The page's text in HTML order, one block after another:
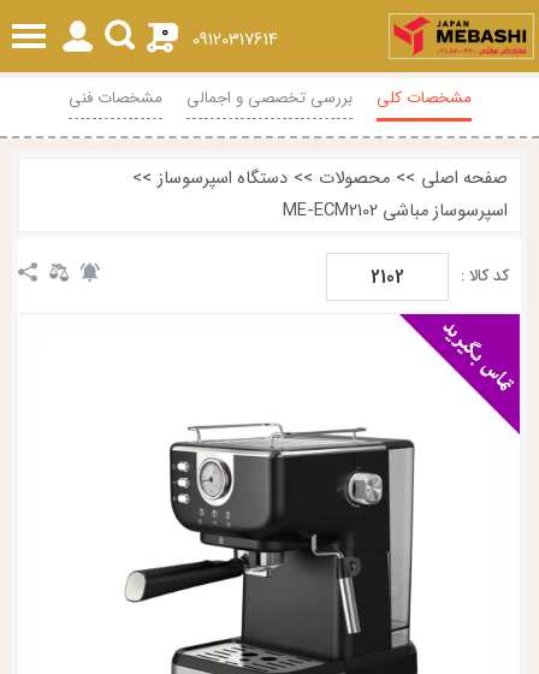
09120317614
0
مشخصات کلی بررسی تخصصی و اجمالی مشخصات فنی
صفحه اصلی >> محصولات >> دستگاه اسپرسوساز >>
اسپرسوساز مباشی ME-ECM2102
کد کالا : 2102